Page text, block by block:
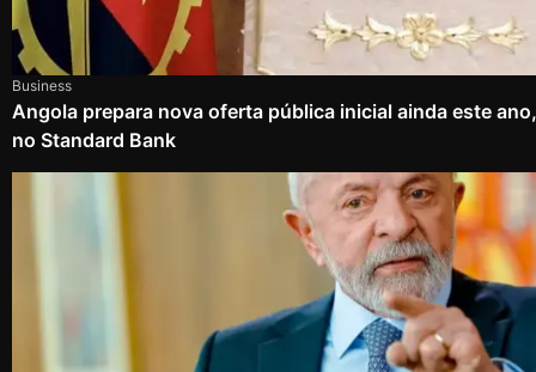
Business
Angola prepara nova oferta pública inicial ainda este
no Standard Bank